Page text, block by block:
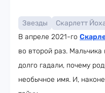
Звезды
Скарлетт
В апреле 2021-го
во второй раз.
долго гадали, почему
необычное имя. И,